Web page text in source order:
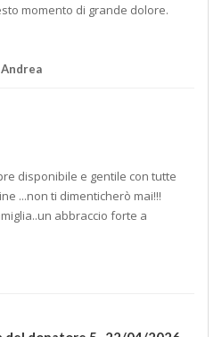
momento di grande dolore.
disponibile e gentile con tutte
...non ti dimenticherò mai!!!
abbraccio forte a